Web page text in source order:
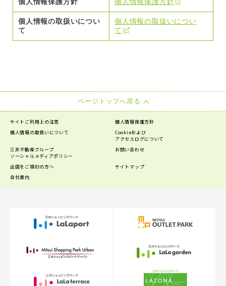
個人情報の取扱いについ
て
個人情報の取扱いについ
て
ページトップへ戻る
サイトご利用上の注意
個人情報保護方針
個人情報の取扱いについて
Cookieおよび
アクセスログについて
三井不動産グループ
ソーシャルメディアポリシー
お問い合わせ
出店をご検討の方へ
サイトマップ
会社案内